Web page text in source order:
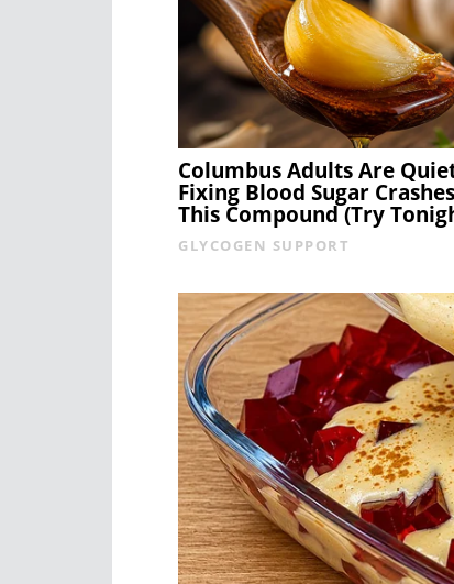
Columbus Adults Are
Fixing Blood Sugar
This Compound (Try
GLYCOGEN SUPPORT